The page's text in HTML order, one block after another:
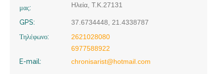
μας:
Ηλεία, Τ.Κ.27131
GPS:
37.6734448, 21.4338787
Τηλέφωνο:
2621028080
6977588922
E-mail:
chronisarist@hotmail.com